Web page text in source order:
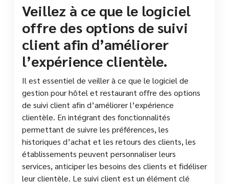
Veillez à ce que le logiciel
offre des options de suivi
client afin d’améliorer
l’expérience clientèle.
Il est essentiel de veiller à ce que le logiciel de
gestion pour hôtel et restaurant offre des options
de suivi client afin d’améliorer l’expérience
clientèle. En intégrant des fonctionnalités
permettant de suivre les préférences, les
historiques d’achat et les retours des clients, les
établissements peuvent personnaliser leurs
services, anticiper les besoins des clients et fidéliser
leur clientèle. Le suivi client est un élément clé